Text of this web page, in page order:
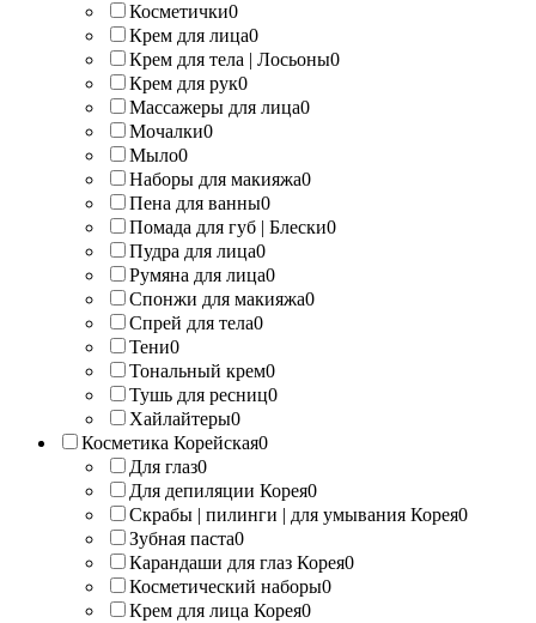
Косметички0
Крем для лица0
Крем для тела | Лосьоны0
Крем для рук0
Массажеры для лица0
Мочалки0
Мыло0
Наборы для макияжа0
Пена для ванны0
Помада для губ | Блески0
Пудра для лица0
Румяна для лица0
Спонжи для макияжа0
Спрей для тела0
Тени0
Тональный крем0
Тушь для ресниц0
Хайлайтеры0
Косметика Корейская0
Для глаз0
Для депиляции Корея0
Скрабы | пилинги | для умывания Корея0
Зубная паста0
Карандаши для глаз Корея0
Косметический наборы0
Крем для лица Корея0